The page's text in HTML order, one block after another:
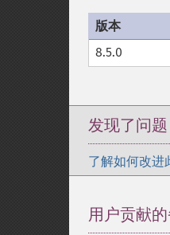
版本
8.5.0
发现了问题
了解如何改进
用户贡献